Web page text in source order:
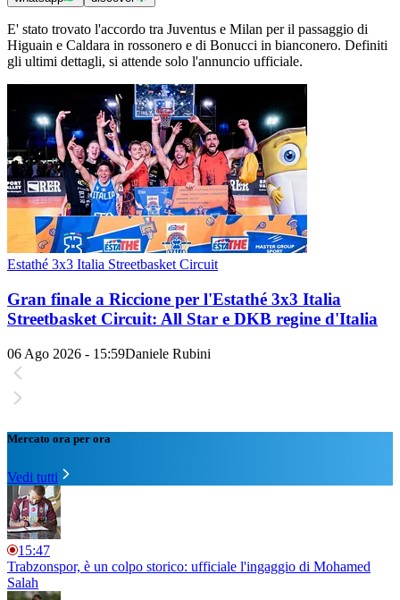
E' stato trovato l'accordo tra Juventus e Milan per il passaggio di
Higuain e Caldara in rossonero e di Bonucci in bianconero. Definiti
gli ultimi dettagli, si attende solo l'annuncio ufficiale.
Estathé 3x3 Italia Streetbasket Circuit
Gran finale a Riccione per l'Estathé 3x3 Italia
Streetbasket Circuit: All Star e DKB regine d'Italia
06 Ago 2026 - 15:59Daniele Rubini
Mercato ora per ora
Vedi tutti
15:47
Trabzonspor, è un colpo storico: ufficiale l'ingaggio di Mohamed
Salah